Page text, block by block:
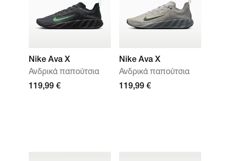
Nike Ava X
Ανδρικά παπούτσια
119,99 €
Nike Ava X
Ανδρικά παπούτσια
119,99 €